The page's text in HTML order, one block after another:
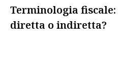
Terminologia
diretta o indiretta?